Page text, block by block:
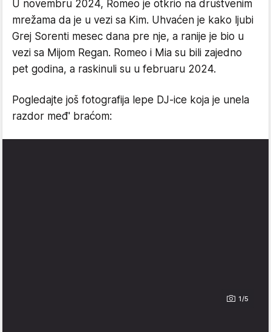
U novembru 2024, Romeo je otkrio na društvenim
mrežama da je u vezi sa Kim. Uhvaćen je kako ljubi
Grej Sorenti mesec dana pre nje, a ranije je bio u
vezi sa Mijom Regan. Romeo i Mia su bili zajedno
pet godina, a raskinuli su u februaru 2024.
Pogledajte još fotografija lepe DJ-ice koja je unela
razdor međ' braćom:
1/5